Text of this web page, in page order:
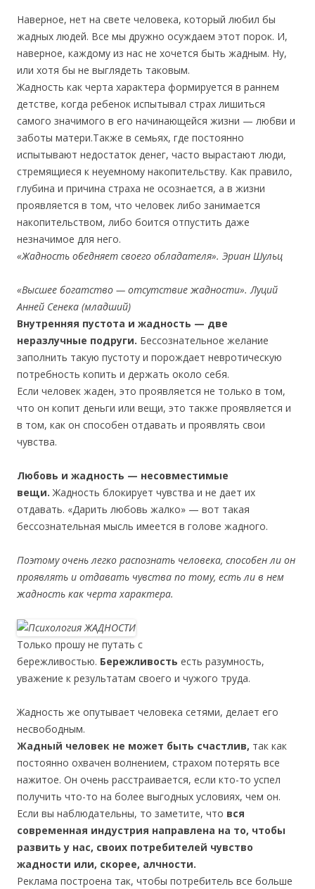
Наверное, нет на свете человека, который любил бы
жадных людей. Все мы дружно осуждаем этот порок. И,
наверное, каждому из нас не хочется быть жадным. Ну,
или хотя бы не выглядеть таковым.
Жадность как черта характера формируется в раннем
детстве, когда ребенок испытывал страх лишиться
самого значимого в его начинающейся жизни — любви и
заботы матери.Также в семьях, где постоянно
испытывают недостаток денег, часто вырастают люди,
стремящиеся к неуемному накопительству. Как правило,
глубина и причина страха не осознается, а в жизни
проявляется в том, что человек либо занимается
накопительством, либо боится отпустить даже
незначимое для него.
«Жадность обедняет своего обладателя». Эриан Шульц
«Высшее богатство — отсутствие жадности». Луций
Анней Сенека (младший)
Внутренняя пустота и жадность — две
неразлучные подруги. Бессознательное желание
заполнить такую пустоту и порождает невротическую
потребность копить и держать около себя.
Если человек жаден, это проявляется не только в том,
что он копит деньги или вещи, это также проявляется и
в том, как он способен отдавать и проявлять свои
чувства.
Любовь и жадность — несовместимые
вещи.Жадность блокирует чувства и не дает их
отдавать. «Дарить любовь жалко» — вот такая
бессознательная мысль имеется в голове жадного.
Поэтому очень легко распознать человека, способен ли он
проявлять и отдавать чувства по тому, есть ли в нем
жадность как черта характера.
Только прошу не путать с
бережливостью. Бережливость есть разумность,
уважение к результатам своего и чужого труда.
Жадность же опутывает человека сетями, делает его
несвободным.
Жадный человек не может быть счастлив, так как
постоянно охвачен волнением, страхом потерять все
нажитое. Он очень расстраивается, если кто-то успел
получить что-то на более выгодных условиях, чем он.
Если вы наблюдательны, то заметите, что вся
современная индустрия направлена на то, чтобы
развить у нас, своих потребителей чувство
жадности или, скорее, алчности.
Реклама построена так, чтобы потребитель все больше